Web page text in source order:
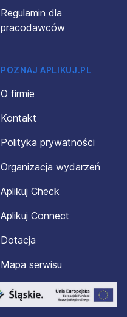
Regulamin dla
pracodawców
POZNAJ APLIKUJ.PL
O firmie
Kontakt
Polityka prywatności
Organizacja wydarzeń
Aplikuj Check
Aplikuj Connect
Dotacja
Mapa serwisu